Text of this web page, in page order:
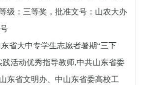
级：三等奖，批准文号：山农大办
号
省大中专学生志愿者暑期“三下
践活动优秀指导教师,中共山东省委
东省文明办、中山东省委高校工